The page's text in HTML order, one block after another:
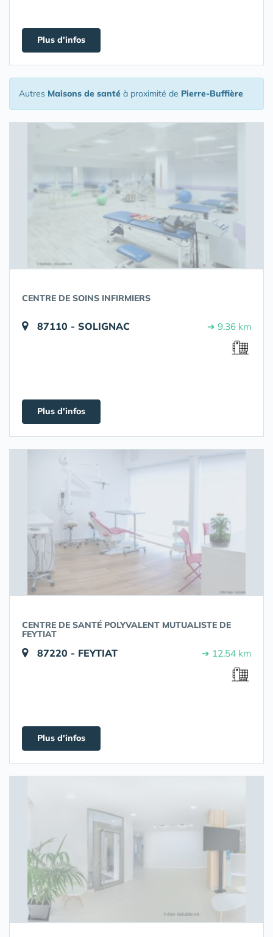
Plus d'infos
Autres Maisons de santé à proximité de Pierre-Buffière
CENTRE DE SOINS INFIRMIERS
87110 - SOLIGNAC ➔ 9.36 km
Plus d'infos
CENTRE DE SANTÉ POLYVALENT MUTUALISTE DE
FEYTIAT
87220 - FEYTIAT ➔ 12.54 km
Plus d'infos